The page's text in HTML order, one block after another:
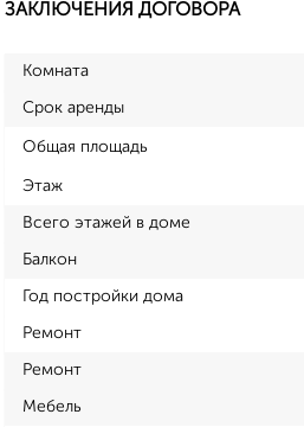
ЗАКЛЮЧЕНИЯ ДОГОВОРА
Комната
Срок аренды
Общая площадь
Этаж
Всего этажей в доме
Балкон
Год постройки дома
Ремонт
Ремонт
Мебель